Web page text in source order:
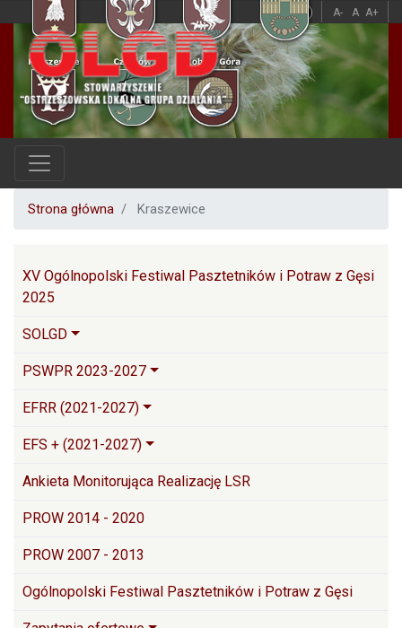
Przejdź
do
treści
A- A A+
A A
Strona główna Kraszewice
Główna nawigacja
XV Ogólnopolski Festiwal Pasztetników i Potraw z Gęsi
2025
SOLGD
PSWPR 2023-2027
EFRR (2021-2027)
EFS + (2021-2027)
Ankieta Monitorująca Realizację LSR
PROW 2014 - 2020
PROW 2007 - 2013
Ogólnopolski Festiwal Pasztetników i Potraw z Gęsi